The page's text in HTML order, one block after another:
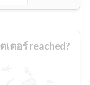
เตอร์ reached?